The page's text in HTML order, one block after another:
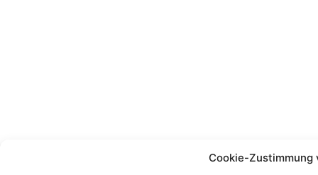
Cookie-Zustimmung